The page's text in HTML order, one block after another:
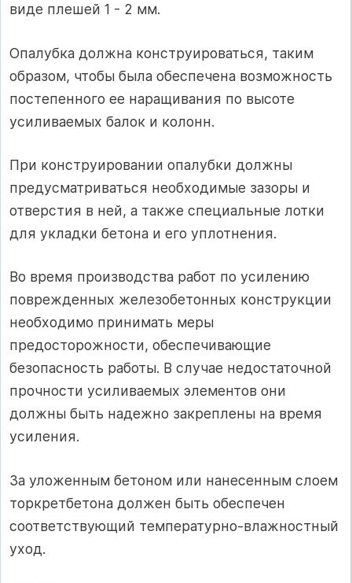
виде плешей 1 - 2 мм.
Опалубка должна конструироваться, таким
образом, чтобы была обеспечена возможность
постепенного ее наращивания по высоте
усиливаемых балок и колонн.
При конструировании опалубки должны
предусматриваться необходимые зазоры и
отверстия в ней, а также специальные лотки
для укладки бетона и его уплотнения.
Во время производства работ по усилению
поврежденных железобетонных конструкции
необходимо принимать меры
предосторожности, обеспечивающие
безопасность работы. В случае недостаточной
прочности усиливаемых элементов они
должны быть надежно закреплены на время
усиления.
За уложенным бетоном или нанесенным слоем
торкретбетона должен быть обеспечен
соответствующий температурно-влажностный
уход.